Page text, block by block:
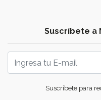
Suscríbete a
Suscríbete para